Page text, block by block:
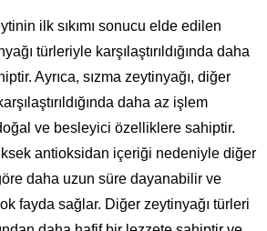
ilk sıkımı sonucu elde edilen
türleriyle karşılaştırıldığında daha
Ayrıca, sızma zeytinyağı, diğer
daha az işlem
ve besleyici özelliklere sahiptir.
antioksidan içeriği nedeniyle diğer
daha uzun süre dayanabilir ve
fayda sağlar. Diğer zeytinyağı türleri